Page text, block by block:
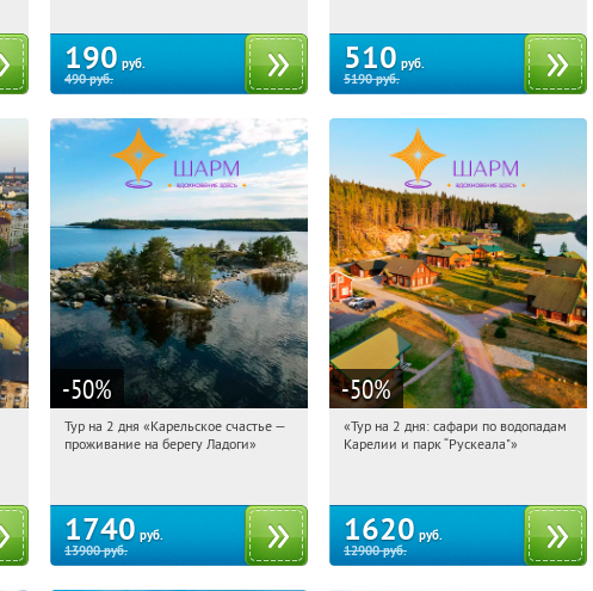
190 руб.
490руб.
510 руб.
5190руб.
-50%
09:32:18 Купили:39
Тур на 2 дня «Карельское счастье —
проживание на берегу Ладоги»
1740 руб.
13900руб.
-50%
09:32:18 Купили:
«Тур на 2 дня: сафари по водопадам
Карелии и парк “Рускеала"»
1620 руб.
12900руб.